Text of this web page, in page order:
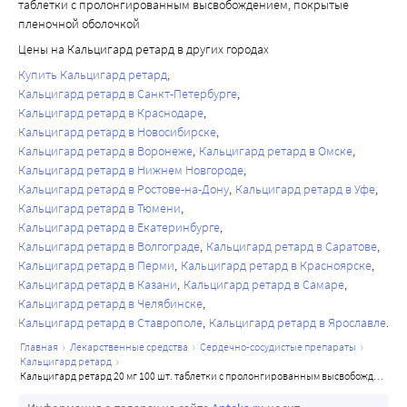
концентрации глюкозы в плазме крови.
В редких случаях при применении препаратов
нифедипина отмечалось повышение активности
некоторых ферментов, таких как щелочная фосфатаза,
креатинфосфокиназа, лактатдегидрогеназа,
аспартатаминотрансфераза (АСТ) и
аланинаминотрансфераза (АЛТ), которое обычно носит
преходящий характер, но иногда может быть
значительно выраженным. Причинно-следственная
связь с приемом нифедипина в большинстве случаев
является неопределенной, однако в некоторых случаях
она весьма вероятна. Указанные изменения
лабораторных показателей редко сопровождаются
клинической симптоматикой. Однако описаны случаи
возникновения холестаза с желтухой или без нее, а также
редкие случаи развития аутоиммунного гепатита.
За пациентами с нарушением функции печени
CYP3A4. Следовательно, нельзя исключить вероятность
при одновременном применении нифедипина и
нефазодона.
Хинидин
Сообщалось о повышении концентрации нифедипина в
плазме крови при одновременном применении с
хинидином. Поэтому при одновременном применении
хинидина и нифедипина необходим тщательный
контроль артериального давления. При необходимости
следует снизить дозу нифедипина.
Хинупристин/дальфопристин
Одновременное применение квинупристина/
дальфопристина может приводить к повышению
концентрации нифедипина в плазме крови.
Вальпроевая кислота
Клинические исследования по изучению взаимодействия
нифедипина и вальпроевой кислоты не проводились.
таблетки с пролонгированным высвобождением, покрытые
пленочной оболочкой
Цены на Кальцигард ретард в других городах
Купить Кальцигард ретард
Кальцигард ретард в Санкт-Петербурге
Кальцигард ретард в Краснодаре
Кальцигард ретард в Новосибирске
Кальцигард ретард в Воронеже Кальцигард ретард в Омске
Кальцигард ретард в Нижнем Новгороде
Кальцигард ретард в Ростове-на-Дону Кальцигард ретард в Уфе
Кальцигард ретард в Тюмени
Кальцигард ретард в Екатеринбурге
Кальцигард ретард в Волгограде Кальцигард ретард в Саратове
Кальцигард ретард в Перми Кальцигард ретард в Красноярске
Кальцигард ретард в Казани Кальцигард ретард в Самаре
Кальцигард ретард в Челябинске
Кальцигард ретард в Ставрополе Кальцигард ретард в Ярославле
главная лекарственные средства
сердечно-сосудистые препараты
кальцигард ретард
кальцигард ретард 20 мг 100 шт. таблетки с пролонгированным высвобождением, покрытые пленочной оболочкой